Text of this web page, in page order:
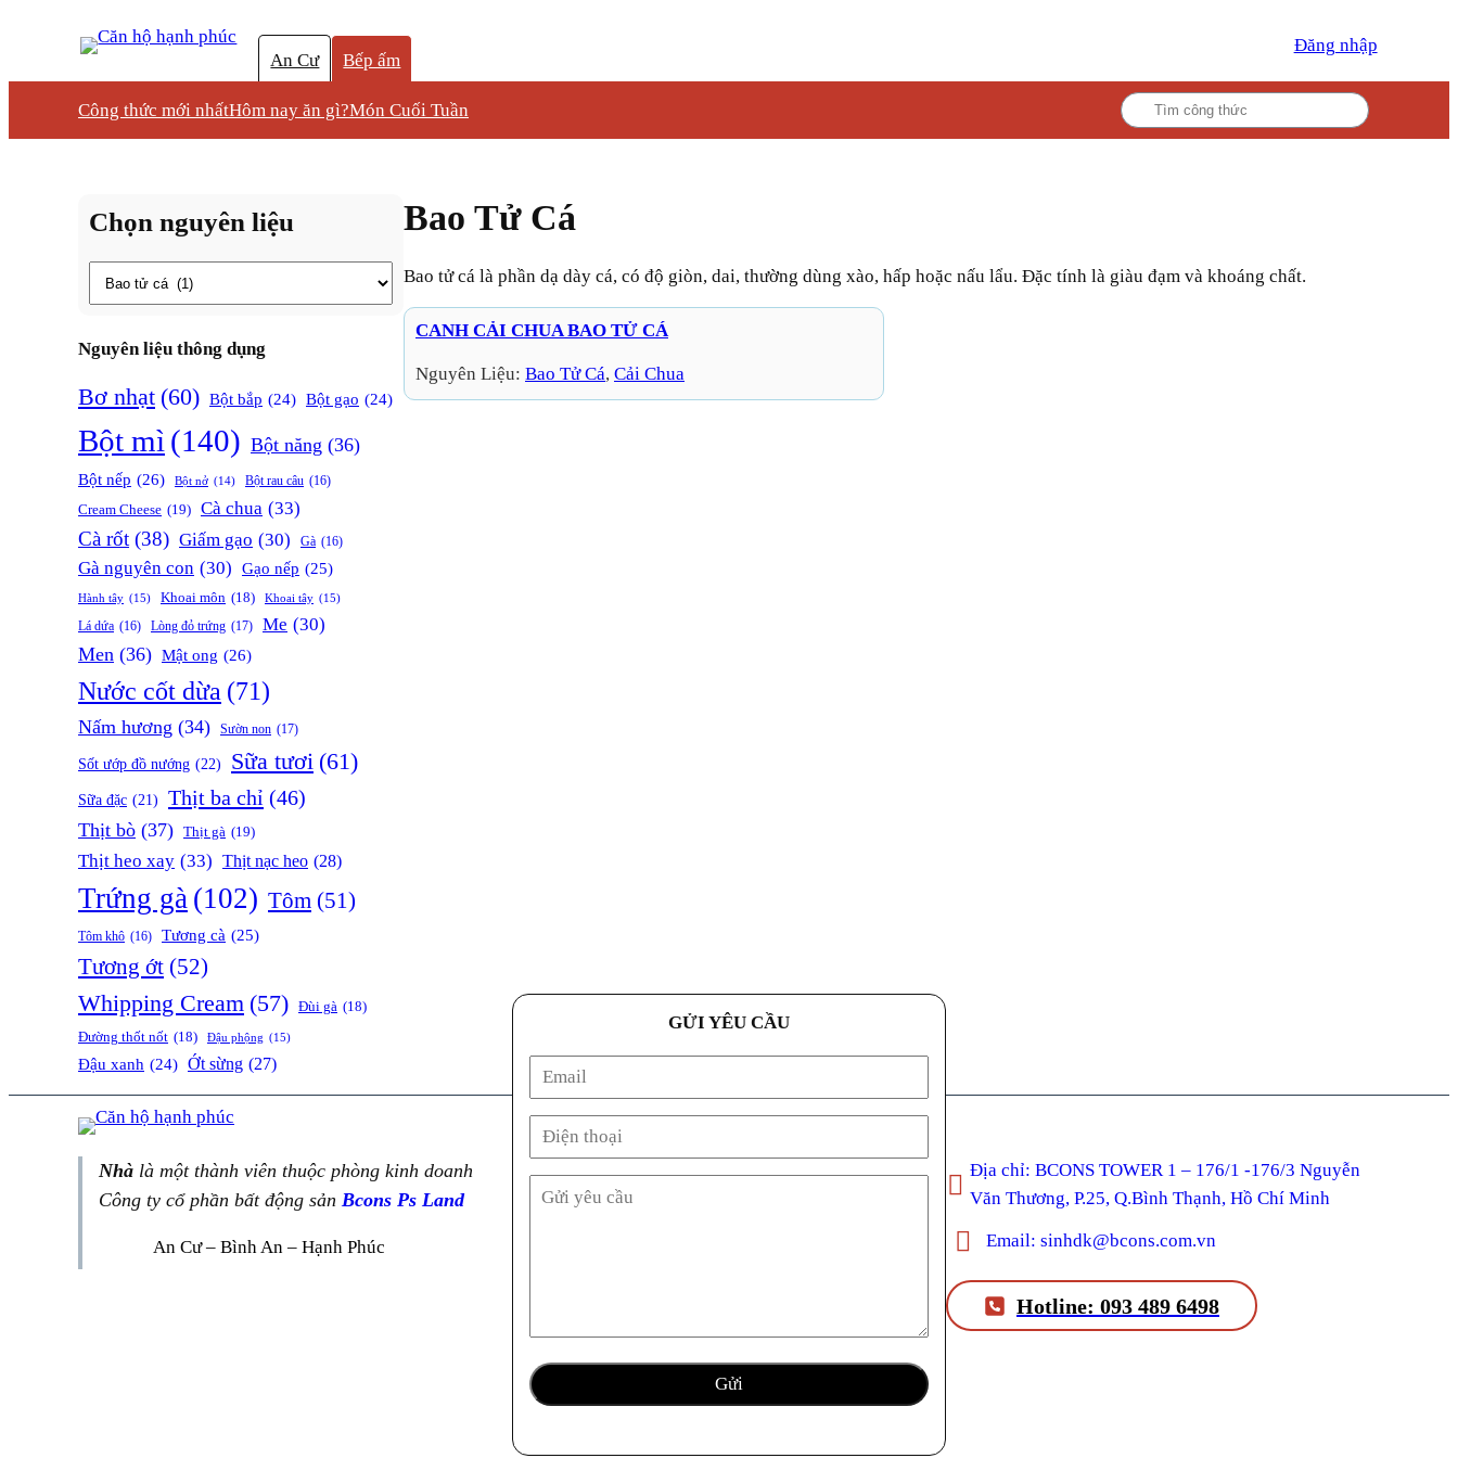
An Cư Bếp ấm
Đăng nhập
Công thức mới nhấtHôm nay ăn gì?Món Cuối Tuần
Chọn nguyên liệu
Thẻ
Nguyên liệu thông dụng
Bơ nhạt (60) Bột bắp (24) Bột gạo (24)
Bột mì (140) Bột năng (36)
Bột nếp (26) Bột nở (14) Bột rau câu (16)
Cream Cheese (19) Cà chua (33)
Cà rốt (38) Giấm gạo (30) Gà (16)
Gà nguyên con (30) Gạo nếp (25)
Hành tây (15) Khoai môn (18) Khoai tây (15)
Lá dứa (16) Lòng đỏ trứng (17) Me (30)
Men (36) Mật ong (26)
Nước cốt dừa (71)
Nấm hương (34) Sườn non (17)
Sốt ướp đồ nướng (22) Sữa tươi (61)
Sữa đặc (21) Thịt ba chỉ (46)
Thịt bò (37) Thịt gà (19)
Thịt heo xay (33) Thịt nạc heo (28)
Trứng gà (102) Tôm (51)
Tôm khô (16) Tương cà (25)
Tương ớt (52)
Whipping Cream (57) Đùi gà (18)
Đường thốt nốt (18) Đậu phộng (15)
Đậu xanh (24) Ớt sừng (27)
Bao Tử Cá
Bao tử cá là phần dạ dày cá, có độ giòn, dai, thường dùng xào, hấp hoặc nấu lẩu. Đặc tính là giàu đạm và khoáng chất.
CANH CẢI CHUA BAO TỬ CÁ
Nguyên Liệu: Bao Tử Cá, Cải Chua
Nhà là một thành viên thuộc phòng kinh doanh
Công ty cổ phần bất động sản Bcons Ps Land
An Cư – Bình An – Hạnh Phúc
GỬI YÊU CẦU
Địa chỉ: BCONS TOWER 1 – 176/1 -176/3 Nguyễn
Văn Thương, P.25, Q.Bình Thạnh, Hồ Chí Minh
Email: sinhdk@bcons.com.vn
Hotline: 093 489 6498